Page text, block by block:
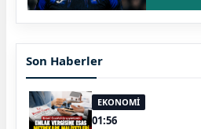
Son Haberler
EKONOMİ
01:56